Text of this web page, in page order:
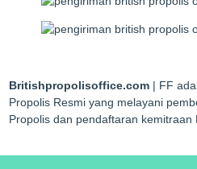
Britishpropolisoffice.com | FF
Propolis Resmi yang melayani
Propolis dan pendaftaran kemitraan